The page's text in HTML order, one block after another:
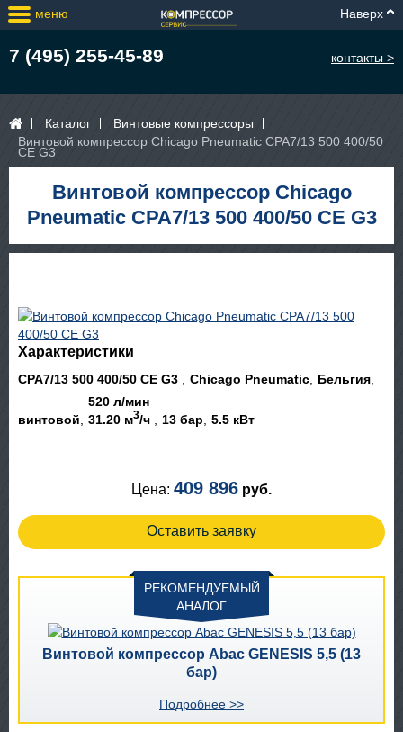
меню Наверх
7 (495) 255-45-89 контакты >
Каталог
Винтовые компрессоры
Винтовой компрессор Chicago Pneumatic CPA7/13 500 400/50
CE G3
Винтовой компрессор Chicago
Pneumatic CPA7/13 500 400/50 CE G3
Характеристики
CPA7/13 500 400/50 CE G3 Chicago Pneumatic Бельгия
винтовой
520 л/мин
31.20 м3/ч 13 бар 5.5 кВт
Цена: 409 896 руб.
Оставить заявку
РЕКОМЕНДУЕМЫЙ
АНАЛОГ
Винтовой компрессор Abac GENESIS 5,5 (13
бар)
Подробнее >>